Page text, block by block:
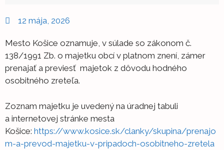
12 mája, 2026
Mesto Košice oznamuje, v súlade so zákonom č.
138/1991 Zb. o majetku obcí v platnom znení, zámer
prenajať a previesť majetok z dôvodu hodného
osobitného zreteľa.
Zoznam majetku je uvedený na úradnej tabuli
a internetovej stránke mesta
Košice: https://www.kosice.sk/clanky/skupina/prenajo
m-a-prevod-majetku-v-pripadoch-osobitneho-zretela